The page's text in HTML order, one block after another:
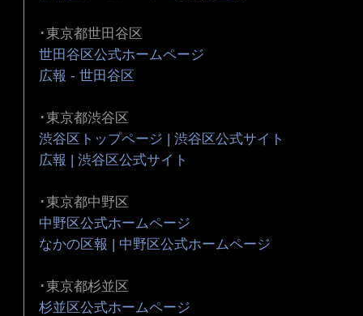
･東京都世田谷区
世田谷区公式ホームページ
広報 - 世田谷区
･東京都渋谷区
渋谷区トップページ | 渋谷区公式サイト
広報 | 渋谷区公式サイト
･東京都中野区
中野区公式ホームページ
なかの区報 | 中野区公式ホームページ
･東京都杉並区
杉並区公式ホームページ